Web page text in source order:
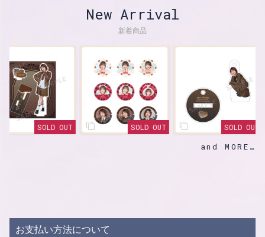
New Arrival
新着商品
SOLD OUT SOLD OUT
and MORE
お支払い方法について